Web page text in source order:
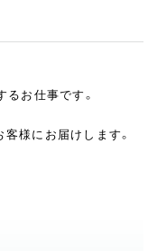
るお仕事です。
様にお届けします。